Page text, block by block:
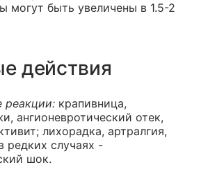
могут быть увеличены в 1.5-2
действия
реакции: крапивница,
ангионевротический отек,
лихорадка, артралгия,
редких случаях -
шок.